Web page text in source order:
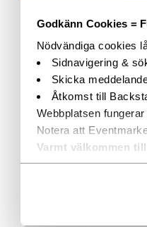
Godkänn Cookies =
Nödvändiga cookies
Sidnavigering &
Skicka
Åtkomst till
Webbplatsen
Notera att
Varmt välkommen
Detta
*För- &
Företag (alt.